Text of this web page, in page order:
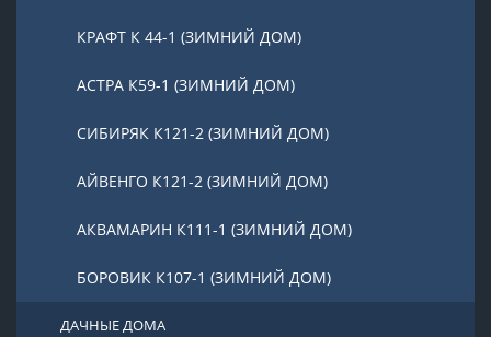
КРАФТ К 44-1 (ЗИМНИЙ ДОМ)
АСТРА К59-1 (ЗИМНИЙ ДОМ)
СИБИРЯК К121-2 (ЗИМНИЙ ДОМ)
АЙВЕНГО К121-2 (ЗИМНИЙ ДОМ)
АКВАМАРИН К111-1 (ЗИМНИЙ ДОМ)
БОРОВИК К107-1 (ЗИМНИЙ ДОМ)
ДАЧНЫЕ ДОМА